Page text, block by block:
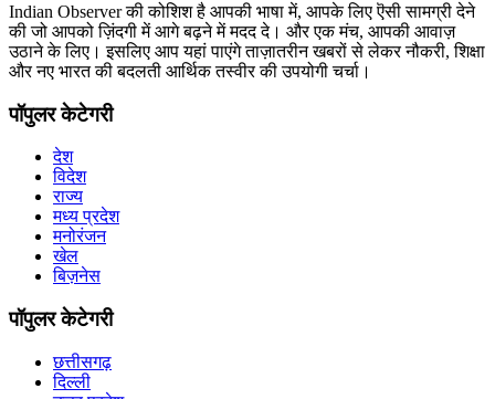
Indian Observer की कोशिश है आपकी भाषा में, आपके लिए ऎसी सामग्री देने
की जो आपको ज़िंदगी में आगे बढ़ने में मदद दे। और एक मंच, आपकी आवाज़
उठाने के लिए। इसलिए आप यहां पाएंगे ताज़ातरीन खबरों से लेकर नौकरी, शिक्षा
और नए भारत की बदलती आर्थिक तस्वीर की उपयोगी चर्चा।
पॉपुलर केटेगरी
देश
विदेश
राज्य
मध्य प्रदेश
मनोरंजन
खेल
बिज़नेस
पॉपुलर केटेगरी
छत्तीसगढ़
दिल्ली